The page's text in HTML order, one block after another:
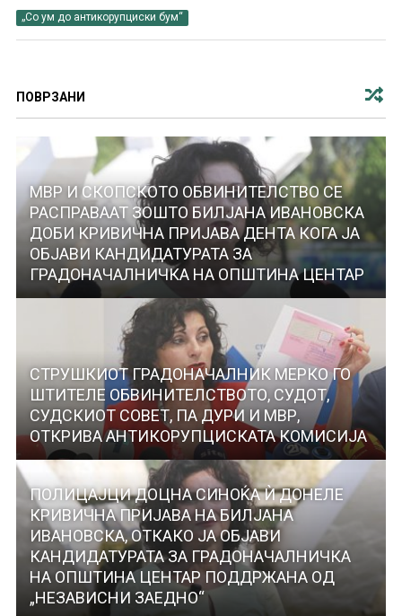
„Со ум до антикорупциски бум“
ПОВРЗАНИ
МВР И СКОПСКОТО ОБВИНИТЕЛСТВО СЕ
РАСПРАВААТ ЗОШТО БИЛЈАНА ИВАНОВСКА
ДОБИ КРИВИЧНА ПРИЈАВА ДЕНТА КОГА ЈА
ОБЈАВИ КАНДИДАТУРАТА ЗА
ГРАДОНАЧАЛНИЧКА НА ОПШТИНА ЦЕНТАР
СТРУШКИОТ ГРАДОНАЧАЛНИК МЕРКО ГО
ШТИТЕЛЕ ОБВИНИТЕЛСТВОТО, СУДОТ,
СУДСКИОТ СОВЕТ, ПА ДУРИ И МВР,
ОТКРИВА АНТИКОРУПЦИСКАТА КОМИСИЈА
ПОЛИЦАЈЦИ ДОЦНА СИНОЌА Ѝ ДОНЕЛЕ
КРИВИЧНА ПРИЈАВА НА БИЛЈАНА
ИВАНОВСКА, ОТКАКО ЈА ОБЈАВИ
КАНДИДАТУРАТА ЗА ГРАДОНАЧАЛНИЧКА
НА ОПШТИНА ЦЕНТАР ПОДДРЖАНА ОД
„НЕЗАВИСНИ ЗАЕДНО“